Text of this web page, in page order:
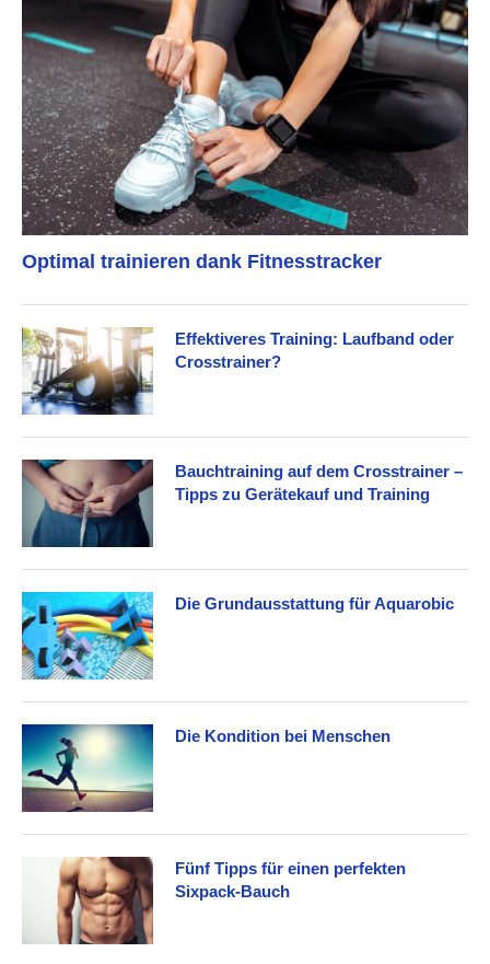
Optimal trainieren dank Fitnesstracker
Effektiveres Training: Laufband oder
Crosstrainer?
Bauchtraining auf dem Crosstrainer –
Tipps zu Gerätekauf und Training
Die Grundausstattung für Aquarobic
Die Kondition bei Menschen
Fünf Tipps für einen perfekten
Sixpack-Bauch